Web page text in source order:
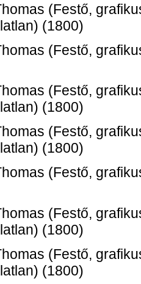
(Festő,
(1800)
(Festő,
(Festő,
(1800)
(Festő,
(1800)
(Festő,
(Festő,
(1800)
(Festő,
(1800)